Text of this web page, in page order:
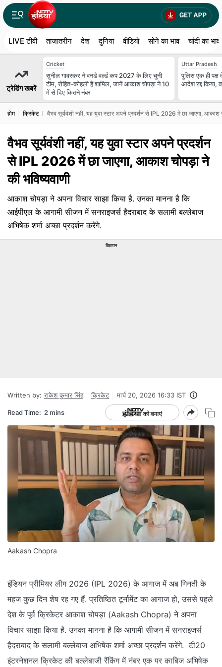
LIVE टीवी ताजातरीन देश दुनिया वीडियो सोने का भाव चांदी का भाव
ट्रेडिंग खबरें
Cricket
सुनील गावस्कर ने वनडे वर्ल्ड कप 2027 के लिए चुनी
टीम, रोहित-कोहली हैं शामिल, जानें आकाश चोपड़ा ने 10
में से दिए कितने नंबर
Uttar Pradesh
पुलिस एक ही पक्ष
आदेश रद्द किया,
होम क्रिकेट वैभव सूर्यवंशी नहीं, यह युवा स्टार अपने प्रदर्शन से IPL 2026 में छा जाएगा, आकाश
वैभव सूर्यवंशी नहीं, यह युवा स्टार अपने प्रदर्शन
से IPL 2026 में छा जाएगा, आकाश चोपड़ा ने
की भविष्यवाणी
आकाश चोपड़ा ने अपना विचार साझा किया है. उनका मानना है कि
आईपीएल के आगामी सीजन में सनराइजर्स हैदराबाद के सलामी बल्लेबाज
अभिषेक शर्मा अच्छा प्रदर्शन करेंगे.
विज्ञापन
Written by: राकेश कुमार सिंह क्रिकेट मार्च 20, 2026 16:33 IST
Read Time: 2 mins
Aakash Chopra
इंडियन प्रीमियर लीग 2026 (IPL 2026) के आगाज में अब गिनती के
महज कुछ दिन शेष रह गए हैं. प्रतिष्ठित टूर्नामेंट का आगाज हो, उससे पहले
देश के पूर्व क्रिकेटर आकाश चोपड़ा (Aakash Chopra) ने अपना
विचार साझा किया है. उनका मानना है कि आगामी सीजन में सनराइजर्स
हैदराबाद के सलामी बल्लेबाज अभिषेक शर्मा अच्छा प्रदर्शन करेंगे. टी20
इंटरनेशनल क्रिकेट की बल्लेबाजी रैंकिंग में नंबर एक पर काबिज अभिषेक